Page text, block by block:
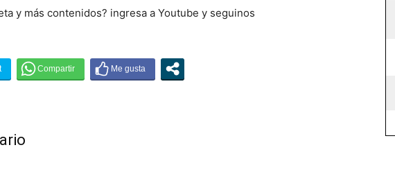
y más contenidos? ingresa a Youtube y seguinos